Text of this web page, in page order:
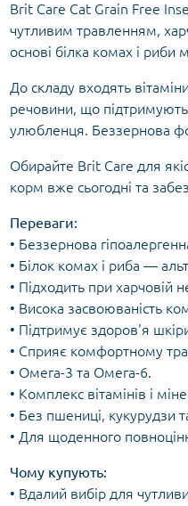
Brit Care Cat Grain Free
чутливим травленням,
основі білка комах і
До складу входять
речовини, що
улюбленця. Беззернова
Обирайте Brit Care для
корм вже сьогодні та
Переваги:
• Беззернова
• Білок комах і риба —
• Підходить при харчовій
• Висока засвоюваність
• Підтримує здоров'я
• Сприяє комфортному
• Омега-3 та Омега-6.
• Комплекс вітамінів і
• Без пшениці, кукурудзи
• Для щоденного
Чому купують:
• Вдалий вибір для